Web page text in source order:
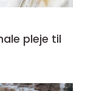
pleje til